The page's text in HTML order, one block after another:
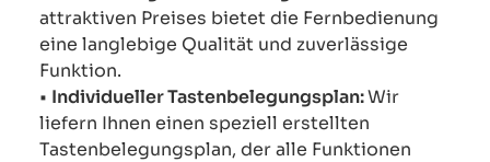
attraktiven Preises bietet die Fernbedienung
eine langlebige Qualität und zuverlässige
Funktion.
• Individueller Tastenbelegungsplan:Wir
liefern Ihnen einen speziell erstellten
Tastenbelegungsplan, der alle Funktionen